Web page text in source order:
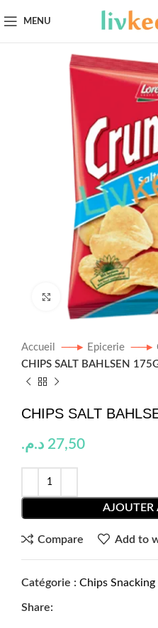
MENU
Click to enlarge
Accueil Epicerie
CHIPS SALT BAHLSEN
CHIPS SALT
27,50 د.م.
AJOUTER
Compare Add to
Catégorie : Chips Snacking
Share: